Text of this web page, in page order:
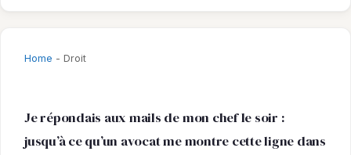
Home - Droit
Je répondais aux mails de mon chef le soir :
jusqu’à ce qu’un avocat me montre cette ligne dans